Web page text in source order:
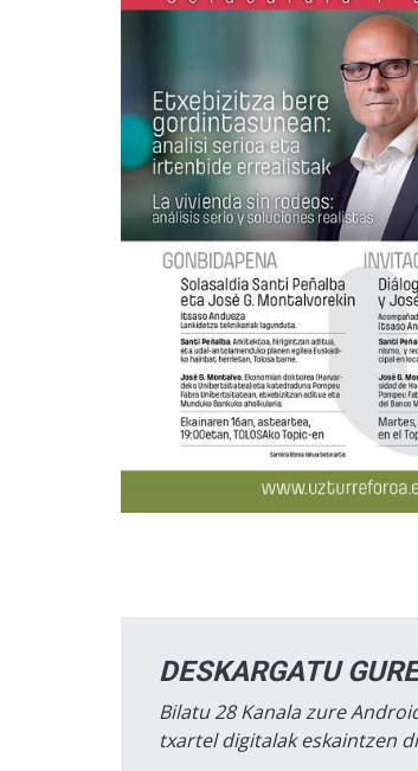
DESKARGATU
Bilatu 28 Kanala zure
txartel digitalak eskaintzen